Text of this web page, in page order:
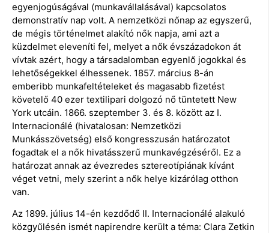
egyenjogúságával (munkavállalásával) kapcsolatos
demonstratív nap volt. A nemzetközi nőnap az egyszerű,
de mégis történelmet alakító nők napja, ami azt a
küzdelmet eleveníti fel, melyet a nők évszázadokon át
vívtak azért, hogy a társadalomban egyenlő jogokkal és
lehetőségekkel élhessenek. 1857. március 8-án
emberibb munkafeltételeket és magasabb fizetést
követelő 40 ezer textilipari dolgozó nő tüntetett New
York utcáin. 1866. szeptember 3. és 8. között az I.
Internacionálé (hivatalosan: Nemzetközi
Munkásszövetség) első kongresszusán határozatot
fogadtak el a nők hivatásszerű munkavégzéséről. Ez a
határozat annak az évezredes sztereotípiának kívánt
véget vetni, mely szerint a nők helye kizárólag otthon
van.
Az 1899. július 14-én kezdődő II. Internacionálé alakuló
közgyűlésén ismét napirendre került a téma: Clara Zetkin